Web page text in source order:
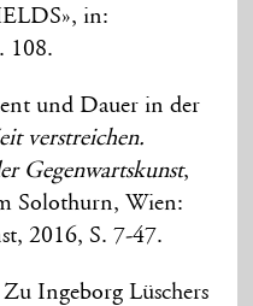
in:
108.
und Dauer in der
verstreichen.
Gegenwartskunst,
Solothurn, Wien:
2016, S. 7-47.
Zu Ingeborg Lüschers